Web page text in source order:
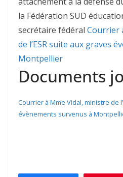
la Fédération SUD
secrétaire fédéral Courrier
de l’ESR suite aux graves
Montpellier
Documents
Courrier à Mme Vidal, ministre de
évènements survenus à